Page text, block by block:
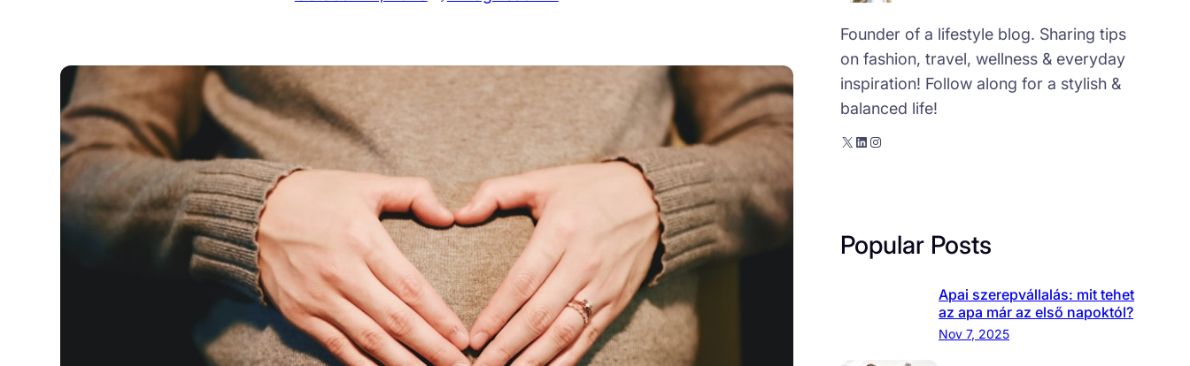
Founder of a lifestyle blog. Sharing tips
on fashion, travel, wellness & everyday
inspiration! Follow along for a stylish &
balanced life!
X LinkedIn Instagram
Popular Posts
Apai szerepvállalás: mit tehet
az apa már az első napoktól?
Nov 7, 2025